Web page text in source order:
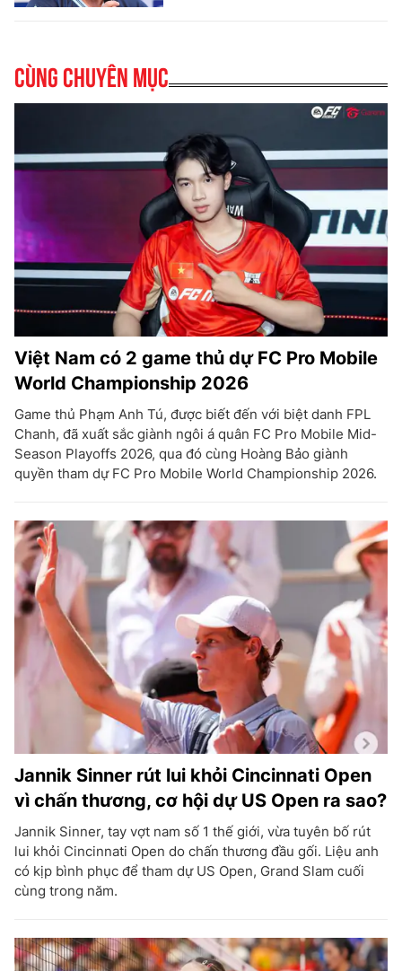
Cùng chuyên mục
Việt Nam có 2 game thủ dự FC Pro Mobile
World Championship 2026
Game thủ Phạm Anh Tú, được biết đến với biệt danh FPL
Chanh, đã xuất sắc giành ngôi á quân FC Pro Mobile Mid-
Season Playoffs 2026, qua đó cùng Hoàng Bảo giành
quyền tham dự FC Pro Mobile World Championship 2026.
Jannik Sinner rút lui khỏi Cincinnati Open
vì chấn thương, cơ hội dự US Open ra sao?
Jannik Sinner, tay vợt nam số 1 thế giới, vừa tuyên bố rút
lui khỏi Cincinnati Open do chấn thương đầu gối. Liệu anh
có kịp bình phục để tham dự US Open, Grand Slam cuối
cùng trong năm.